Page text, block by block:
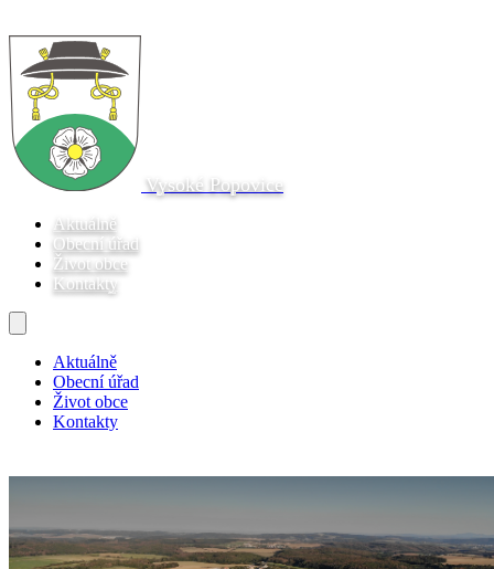
Vysoké Popovice
Aktuálně
Obecní úřad
Život obce
Kontakty
Aktuálně
Obecní úřad
Život obce
Kontakty